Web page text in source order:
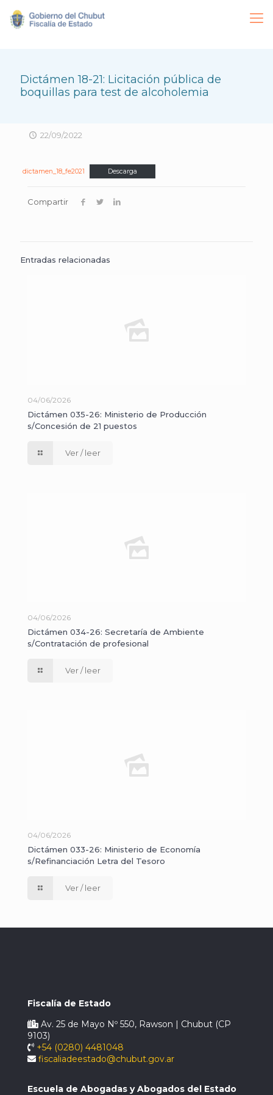
Dictámen 18-21: Licitación pública de
boquillas para test de alcoholemia
22/09/2022
dictamen_18_fe2021 Descarga
Compartir
Entradas relacionadas
04/06/2026
Dictámen 035-26: Ministerio de Producción
s/Concesión de 21 puestos
Ver / leer
04/06/2026
Dictámen 034-26: Secretaría de Ambiente
s/Contratación de profesional
Ver / leer
04/06/2026
Dictámen 033-26: Ministerio de Economía
s/Refinanciación Letra del Tesoro
Ver / leer
Fiscalía de Estado
Av. 25 de Mayo Nº 550, Rawson | Chubut (CP
9103)
+54 (0280) 4481048
fiscaliadeestado@chubut.gov.ar
Escuela de Abogadas y Abogados del Estado